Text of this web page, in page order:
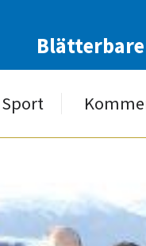
Sport